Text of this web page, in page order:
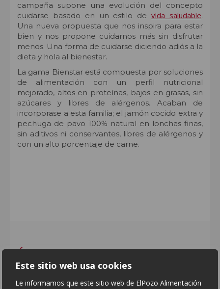
Este sitio web usa cookies
Le informamos que este sitio web de ElPozo Alimentación
campaña supone una evolución del concepto
cuidarse basado en un estilo devida saludable.
Una nueva propuesta que nos inspira para estar
bien y nos propone cuidarnos más sin disfrutar
menos. Una forma de cuidarse diciendo adiós a la
dieta y hola al bienestar.
La gama Bienstar está compuesta por soluciones
de alimentación con un perfil nutricional
mejorado, altos en proteínas, bajos en grasas, sin
azúcares y libres de alérgenos. Acaban de
incorporase a esta familia; el jamón cocido extra y
pechuga de pavo 100% natural en lonchas finas,
sin aditivos ni conservantes, libres de alérgenos y
con un alto porcentaje de carne.
Últimas Noticias